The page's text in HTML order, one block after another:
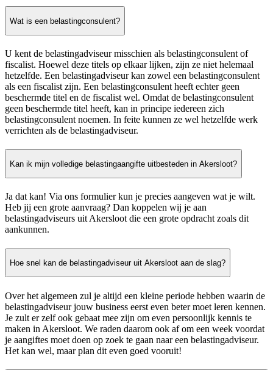
Wat is een belastingconsulent?
U kent de belastingadviseur misschien als belastingconsulent of
fiscalist. Hoewel deze titels op elkaar lijken, zijn ze niet helemaal
hetzelfde. Een belastingadviseur kan zowel een belastingconsulent
als een fiscalist zijn. Een belastingconsulent heeft echter geen
beschermde titel en de fiscalist wel. Omdat de belastingconsulent
geen beschermde titel heeft, kan in principe iedereen zich
belastingconsulent noemen. In feite kunnen ze wel hetzelfde werk
verrichten als de belastingadviseur.
Kan ik mijn volledige belastingaangifte uitbesteden in Akersloot?
Ja dat kan! Via ons formulier kun je precies aangeven wat je wilt.
Heb jij een grote aanvraag? Dan koppelen wij je aan
belastingadviseurs uit Akersloot die een grote opdracht zoals dit
aankunnen.
Hoe snel kan de belastingadviseur uit Akersloot aan de slag?
Over het algemeen zul je altijd een kleine periode hebben waarin de
belastingadviseur jouw business eerst even beter moet leren kennen.
Je zult er zelf ook gebaat mee zijn om even persoonlijk kennis te
maken in Akersloot. We raden daarom ook af om een week voordat
je aangiftes moet doen op zoek te gaan naar een belastingadviseur.
Het kan wel, maar plan dit even goed vooruit!